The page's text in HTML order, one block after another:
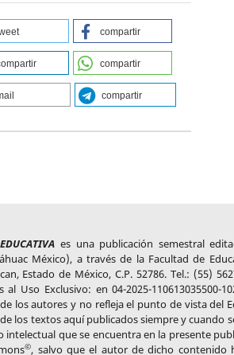
compartir
compartir
compartir
es una publicación semestral
México), a través de la Facultad de
Estado de México, C.P. 52786. Tel.: (55)
Uso Exclusivo: en 04-2025-110613035500-
los autores y no refleja el punto de vista del
los textos aquí publicados siempre y cuando
que se encuentra en la presente
©, salvo que el autor de dicho contenido